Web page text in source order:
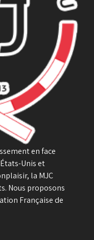
en face
Unis et
la MJC
Nous proposons
Française de